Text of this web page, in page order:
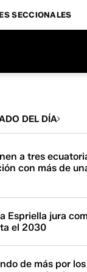
SECCIONALES
DEL DÍA
a tres
con más de
Espriella jura
el 2030
de más por